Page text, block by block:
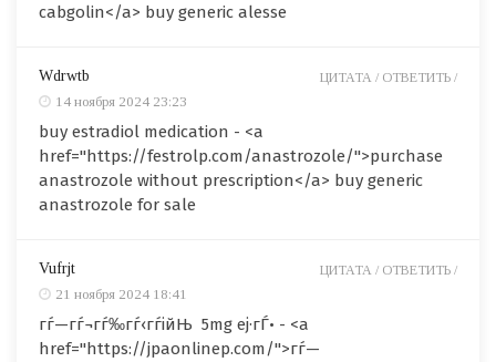
cabgolin</a> buy generic alesse
Wdrwtb
14 ноября 2024 23:23
buy estradiol medication - <a
href="https://festrolp.com/anastrozole/">purchase
anastrozole without prescription</a> buy generic
anastrozole for sale
ЦИТАТА / ОТВЕТИТЬ /
Vufrjt
21 ноября 2024 18:41
гѓ—гѓ¬гѓ‰гѓ‹гѓійЊ 5mg еј·гЃ• - <a
href="https://jpaonlinep.com/">гѓ—
ЦИТАТА / ОТВЕТИТЬ /